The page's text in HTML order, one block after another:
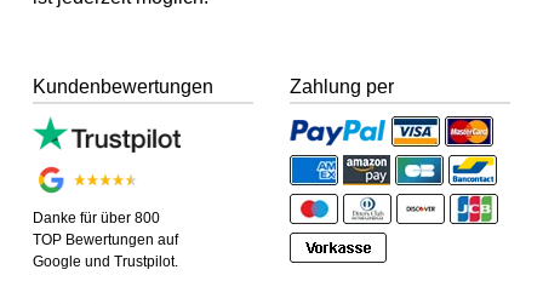
Kundenbewertungen
Danke für über 800
TOP Bewertungen auf
Google und Trustpilot.
Zahlung per